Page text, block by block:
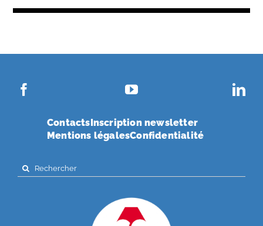
ContactsInscription newsletter
Mentions légalesConfidentialité
Search
for: